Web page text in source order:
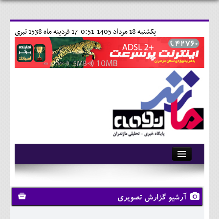
17 فردينه ماه 1538 تبری يکشنبه 18 مرداد 1405-0:51-
آرشیو
تماس با ما
وبلاگ
آرشیو گزارش تصویری